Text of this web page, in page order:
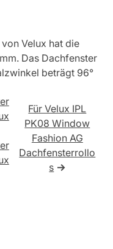
Velux hat die
Das Dachfenster
beträgt 96°
Für Velux IPL
PK08 Window
Fashion AG
Dachfensterrollo
s →